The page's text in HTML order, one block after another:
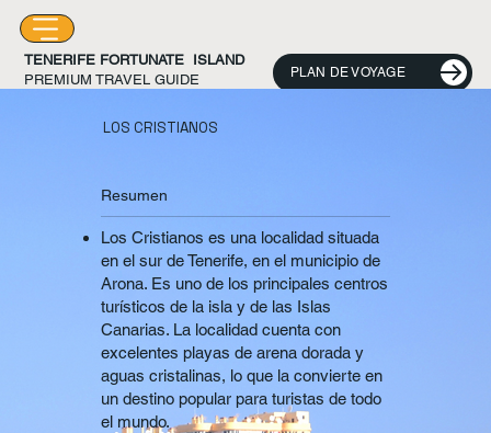
PLAN DE VOYAGE
TENERIFE FORTUNATE ISLAND
PREMIUM TRAVEL GUIDE
LOS CRISTIANOS
Resumen
Los Cristianos es una localidad situada
en el sur de Tenerife, en el municipio de
Arona. Es uno de los principales centros
turísticos de la isla y de las Islas
Canarias. La localidad cuenta con
excelentes playas de arena dorada y
aguas cristalinas, lo que la convierte en
un destino popular para turistas de todo
el mundo.